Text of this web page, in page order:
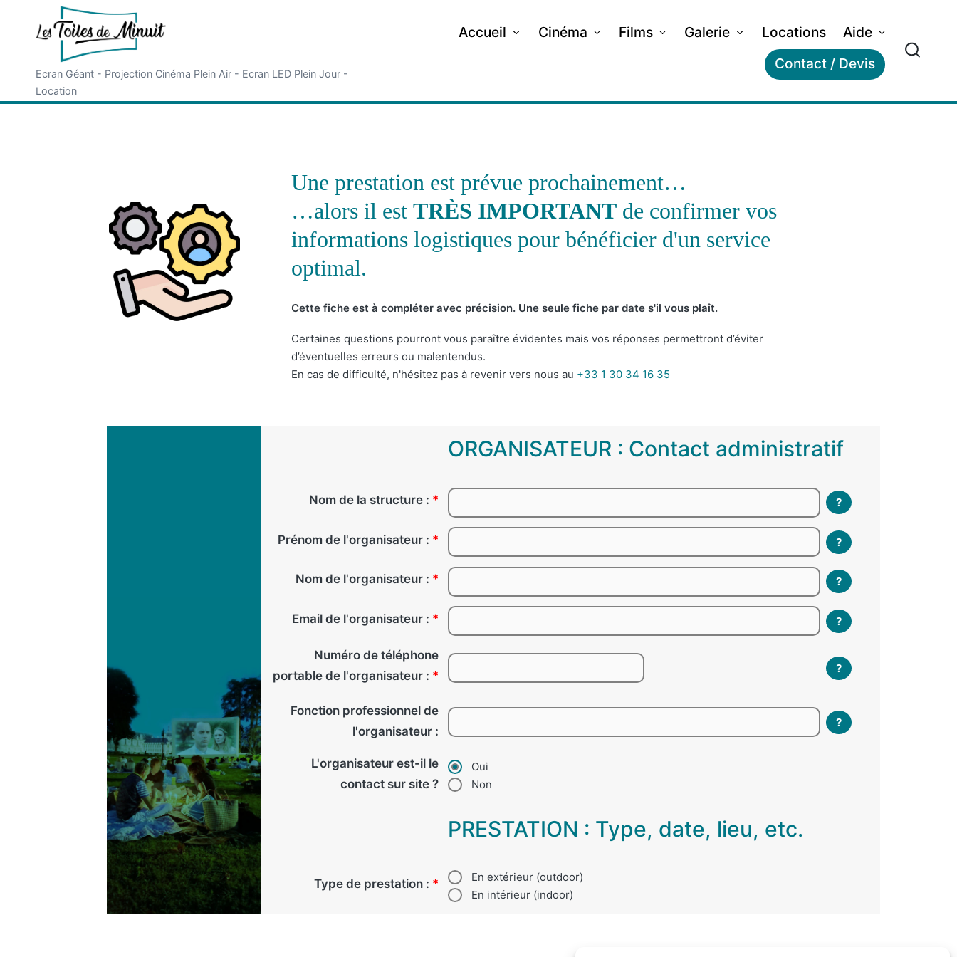
Ecran Géant - Projection Cinéma Plein Air - Ecran LED Plein Jour -
Location
Accueil Cinéma Films Galerie Locations
Aide
Contact / Devis
Une prestation est prévue prochainement…
…alors il estTRÈS IMPORTANT de confirmer vos
informations logistiques pour bénéficier d'un service
optimal.
Cette fiche est à compléter avec précision. Une seule fiche par date s'il vous plaît.
Certaines questions pourront vous paraître évidentes mais vos réponses permettront d’éviter
d’éventuelles erreurs ou malentendus.
En cas de difficulté, n'hésitez pas à revenir vers nous au +33 1 30 34 16 35
ORGANISATEUR : Contact administratif
Nom de la structure : * ?
Prénom de l'organisateur : * ?
Nom de l'organisateur : * ?
Email de l'organisateur : * ?
Numéro de téléphone
portable de l'organisateur : *
?
Fonction professionnel de
l'organisateur :
?
L'organisateur est-il le
contact sur site ?
Oui
Non
PRESTATION : Type, date, lieu, etc.
Type de prestation : *
En extérieur (outdoor)
En intérieur (indoor)